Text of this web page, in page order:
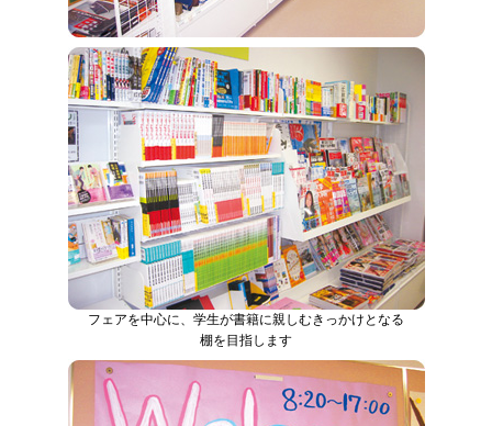
フェアを中心に、学生が書籍に親しむきっかけとなる
棚を目指します